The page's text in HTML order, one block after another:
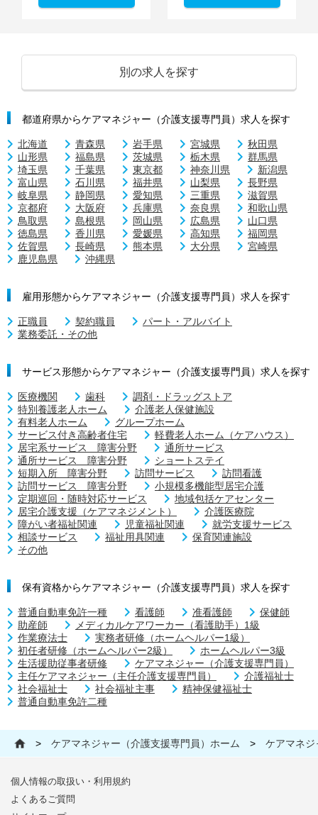
別の求人を探す
都道府県からケアマネジャー（介護支援専門員）求人を探す
北海道 青森県 岩手県 宮城県
秋田県
山形県
福島県 茨城県 栃木県
群馬県
埼玉県
千葉県 東京都 神奈川県
新潟県
富山県
石川県 福井県 山梨県
長野県
岐阜県
静岡県 愛知県 三重県
滋賀県
京都府
大阪府 兵庫県 奈良県
和歌山県
鳥取県
島根県 岡山県 広島県
山口県
徳島県
香川県 愛媛県 高知県
福岡県
佐賀県
長崎県 熊本県 大分県
宮崎県
鹿児島県
沖縄県
雇用形態からケアマネジャー（介護支援専門員）求人を探す
正職員 契約職員
パート・アルバイト
業務委託・その他
サービス形態からケアマネジャー（介護支援専門員）求人を探す
医療機関 歯科
調剤・ドラッグストア
特別養護老人ホーム
介護老人保健施設
有料老人ホーム
グループホーム
サービス付き高齢者住宅
軽費老人ホーム（ケアハウス）
居宅系サービス 障害分野
通所サービス
通所サービス 障害分野
ショートステイ
短期入所 障害分野
訪問サービス
訪問看護
訪問サービス 障害分野
小規模多機能型居宅介護
定期巡回・随時対応サービス
地域包括ケアセンター
居宅介護支援（ケアマネジメント）
介護医療院
障がい者福祉関連
児童福祉関連
就労支援サービス
相談サービス
福祉用具関連
保育関連施設
その他
保有資格からケアマネジャー（介護支援専門員）求人を探す
普通自動車免許一種 看護師 准看護師
保健師
助産師
メディカルケアワーカー（看護助手）1級
作業療法士
実務者研修（ホームヘルパー1級）
初任者研修（ホームヘルパー2級）
ホームヘルパー3級
生活援助従事者研修
ケアマネジャー（介護支援専門員）
主任ケアマネジャー（主任介護支援専門員）
介護福祉士
社会福祉士
社会福祉主事
精神保健福祉士
普通自動車免許二種
> ケアマネジャー（介護支援専門員）ホーム > ケアマネジ
個人情報の取扱い・利用規約
よくあるご質問